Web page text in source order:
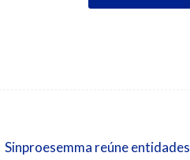
Sinproesemma reúne